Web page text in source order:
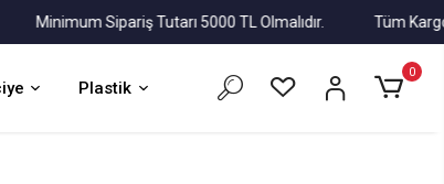
Minimum Sipariş Tutarı 5000 TL Olmalıdır. Tüm Kargolar
Plastik
0